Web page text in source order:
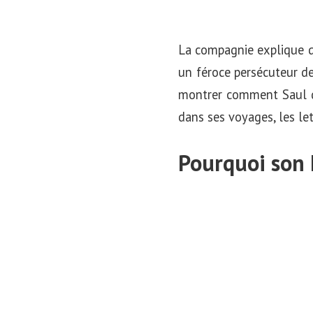
La compagnie explique
un féroce persécuteur
montrer comment Saul
dans ses voyages, les
Pourquoi